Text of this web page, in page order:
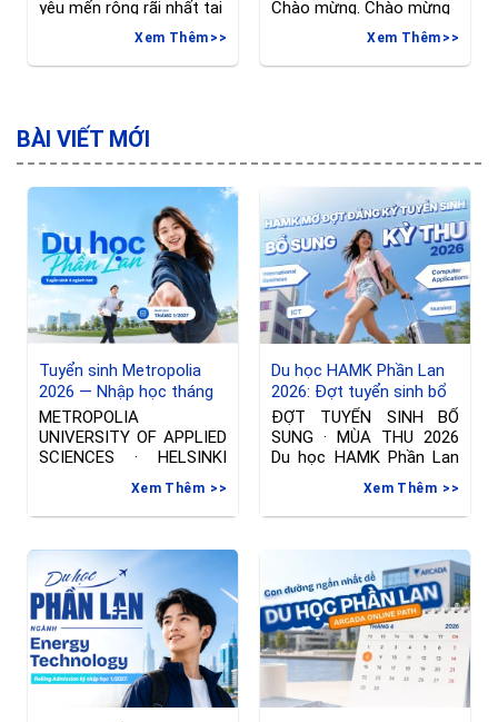
yêu mến rộng rãi nhất tại
Phần lan chỉ sau Ông già
Noel. Một ca khúc trong
bộ phim Thung lũng
trắng là những nhân vật
trong văn học Phần Lan
được tạo ra bởi
Xem Thêm
Chào mừng. Chào mừng
bạn đến với Thế giới
Tiếng Phần Căn bản
Tiếng Phần Lan, một
Phần Lan sử dụng. Kể từ
năm 1809, đây là ngôn
ngữ chính thức
Xem Thêm
BÀI VIẾT MỚI
Tuyển sinh Metropolia
2026 — Nhập học tháng
01/2027 tại Phần Lan
METROPOLIA
UNIVERSITY OF APPLIED
SCIENCES · HELSINKI
Đợt tuyển sinh riêng —
Nhập học thángXem Thêm
Du học HAMK Phần Lan
2026: Đợt tuyển sinh bổ
sung ngành International
Business & Công nghệ
thông tin
ĐỢT TUYỂN SINH BỔ
SUNG · MÙA THU 2026
Du học HAMK Phần Lan
Xem Thêm